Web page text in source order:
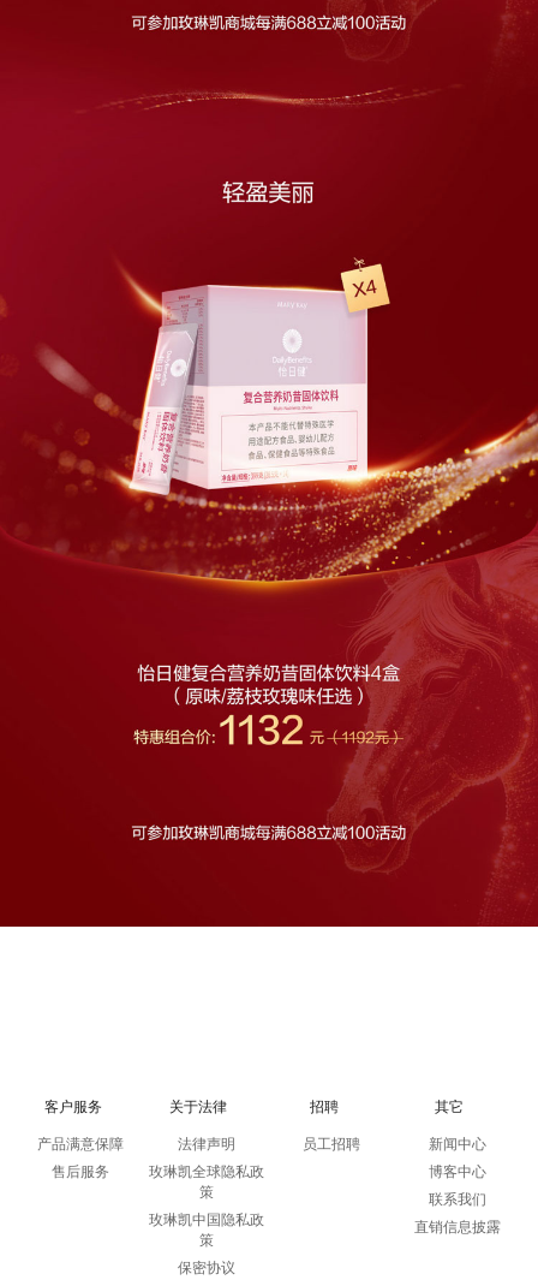
客户服务
产品满意保障
售后服务
关于法律
法律声明
玫琳凯全球隐私政
策
玫琳凯中国隐私政
策
保密协议
招聘
员工招聘
其它
新闻中心
博客中心
联系我们
直销信息披露